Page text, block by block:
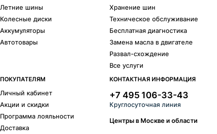
Megami
N2O
NEO
Nitro
NZ
PDW
Premium Series
Remain
Replica H
Rial
RPLC-Wheels
Скад
Tech Line
Top Driver S-series
Vector
Venti
Vissol
Wheels UP
Летние шины
Колесные диски
Аккумуляторы
Автотовары
Хранение шин
Техническое обслуживание
Бесплатная диагностика
Замена масла в двигателе
Развал-схождение
Все услуги
ПОКУПАТЕЛЯМ
Личный кабинет
Акции и скидки
Программа лояльности
Доставка
КОНТАКТНАЯ ИНФОРМАЦИЯ
+7 495 106-33-43
Круглосуточная линия
Центры в Москве и области